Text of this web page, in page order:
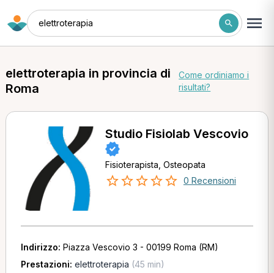
elettroterapia
elettroterapia in provincia di
Roma
Come ordiniamo i
risultati?
Studio Fisiolab Vescovio
Fisioterapista, Osteopata
0 Recensioni
Indirizzo: Piazza Vescovio 3 - 00199 Roma (RM)
Prestazioni: elettroterapia (45 min)